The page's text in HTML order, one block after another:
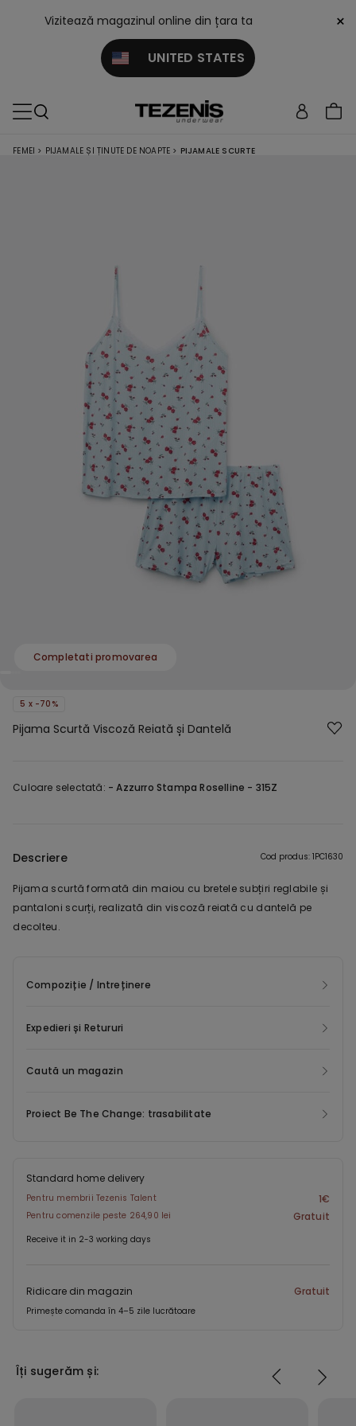
Vizitează magazinul online din țara ta
UNITED STATES
×
FEMEI > PIJAMALE ȘI ȚINUTE DE NOAPTE > PIJAMALE SCURTE
Completati promovarea
5 x -70%
Pijama Scurtă Viscoză Reiată și Dantelă
Culoare selectată: -Azzurro Stampa Roselline - 315Z
Descriere Cod produs: 1PC1630
Pijama scurtă formată din maiou cu bretele subțiri reglabile și
pantaloni scurți, realizată din viscoză reiată cu dantelă pe
decolteu.
Compoziție / Intreținere
Expedieri și Retururi
Caută un magazin
Proiect Be The Change: trasabilitate
Standard home delivery
Pentru membrii Tezenis Talent 1€
Pentru comenzile peste 264,90 lei Gratuit
Receive it in 2-3 working days
Ridicare din magazin Gratuit
Primește comanda în 4–5 zile lucrătoare
Îți sugerăm și: